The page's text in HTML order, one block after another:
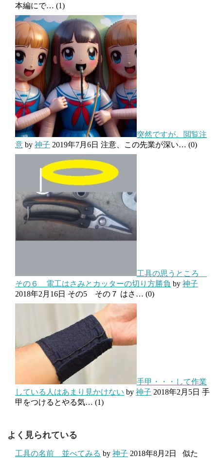
本編にで… (1)
突然ですが。閲覧注
意 by 神子 2019年7月6日 注意、この先業が深い… (0)
工具の思うところ
その６ 電工はさみとカッターの切り方勝負 by 神子
2018年2月16日 その5 その７ はさ… (0)
手甲・・・して作業
している人はあまり見かけない by 神子 2018年2月5日 手
甲をつけるとやる気… (1)
よく見られている
工具の名前 並べてみる by 神子 2018年8月2日
似た